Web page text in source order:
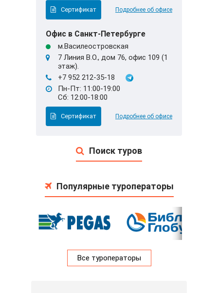
Поиск туров
Сертификат Подробнее об офисе
Офис в Санкт-Петербурге
м.Василеостровская
7 Линия В.О., дом 76, офис 109 (1
этаж).
+7 952 212-35-18
Пн-Пт: 11:00-19:00
Сб: 12:00-18:00
Сертификат Подробнее об офисе
Популярные туроператоры
Все туроператоры